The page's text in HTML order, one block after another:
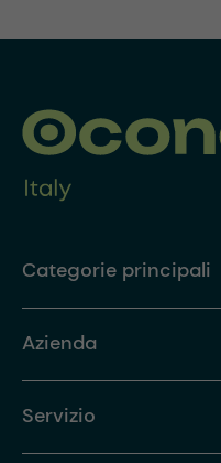
Categorie principali
Azienda
Servizio